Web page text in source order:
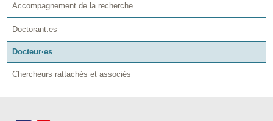
Accompagnement de la recherche
Doctorant.es
Docteur·es
Chercheurs rattachés et associés